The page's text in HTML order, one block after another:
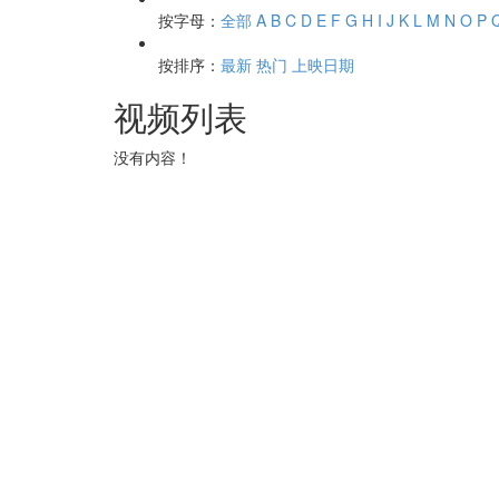
按字母： 全部 A B C D E F G H I J K L M N O P
按排序： 最新 热门 上映日期
视频列表
没有内容！